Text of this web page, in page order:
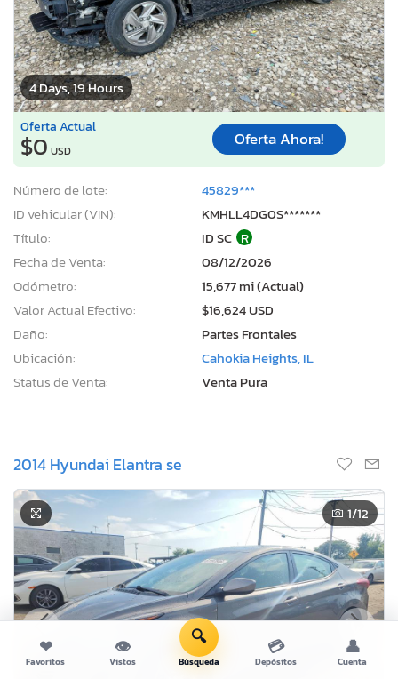
4 Days, 19 Hours
Oferta Actual
$0 USD
Oferta Ahora!
Número de lote:
45829***
ID vehicular (VIN):
KMHLL4DG0S*******
Título:
ID SC R
Fecha de Venta:
08/12/2026
Odómetro:
15,677 mi (Actual)
Valor Actual Efectivo:
$16,624 USD
Daño:
Partes Frontales
Ubicación:
Cahokia Heights, IL
Status de Venta:
Venta Pura
2014 Hyundai Elantra se
1/12
❤
Favoritos
👁
Vistos
🔍
Búsqueda
💳
Depósitos
👤
Cuenta